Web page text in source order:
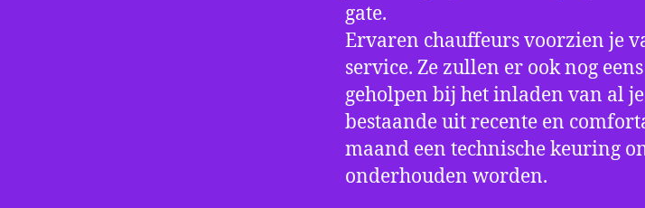
gate.
Ervaren chauffeurs voorzien je
service. Ze zullen er ook nog
geholpen bij het inladen van al
bestaande uit recente en
maand een technische keuring
onderhouden worden.